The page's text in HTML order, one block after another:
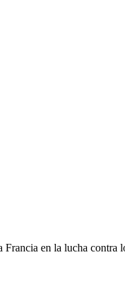
en la lucha contra